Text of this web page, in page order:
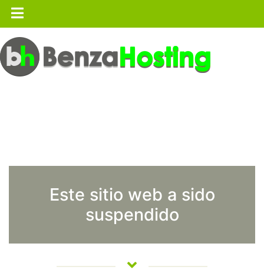
Este sitio web a sido
suspendido